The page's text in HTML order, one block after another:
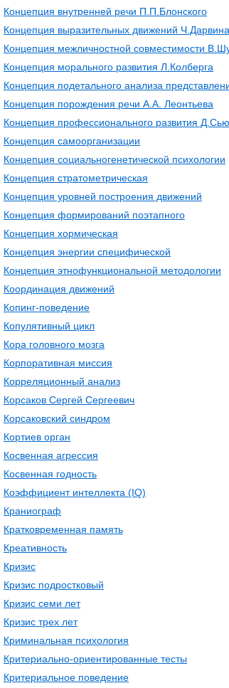
Концепция внутренней речи П.П.Блонского
Концепция выразительных движений Ч.Дарвина
Концепция межличностной совместимости
Концепция морального развития Л.Колберга
Концепция подетального анализа
Концепция порождения речи А.А. Леонтьева
Концепция профессионального развития
Концепция самоорганизации
Концепция социальногенетической психологии
Концепция стратометрическая
Концепция уровней построения движений
Концепция формирований поэтапного
Концепция хормическая
Концепция энергии специфической
Концепция этнофункциональной методологии
Координация движений
Копинг-поведение
Копулятивный цикл
Кора головного мозга
Корпоративная миссия
Корреляционный анализ
Корсаков Сергей Сергеевич
Корсаковский синдром
Кортиев орган
Косвенная агрессия
Косвенная годность
Коэффициент интеллекта (IQ)
Краниограф
Кратковременная память
Креативность
Кризис
Кризис подростковый
Кризис семи лет
Кризис трех лет
Криминальная психология
Критериально-ориентированные тесты
Критериальное поведение